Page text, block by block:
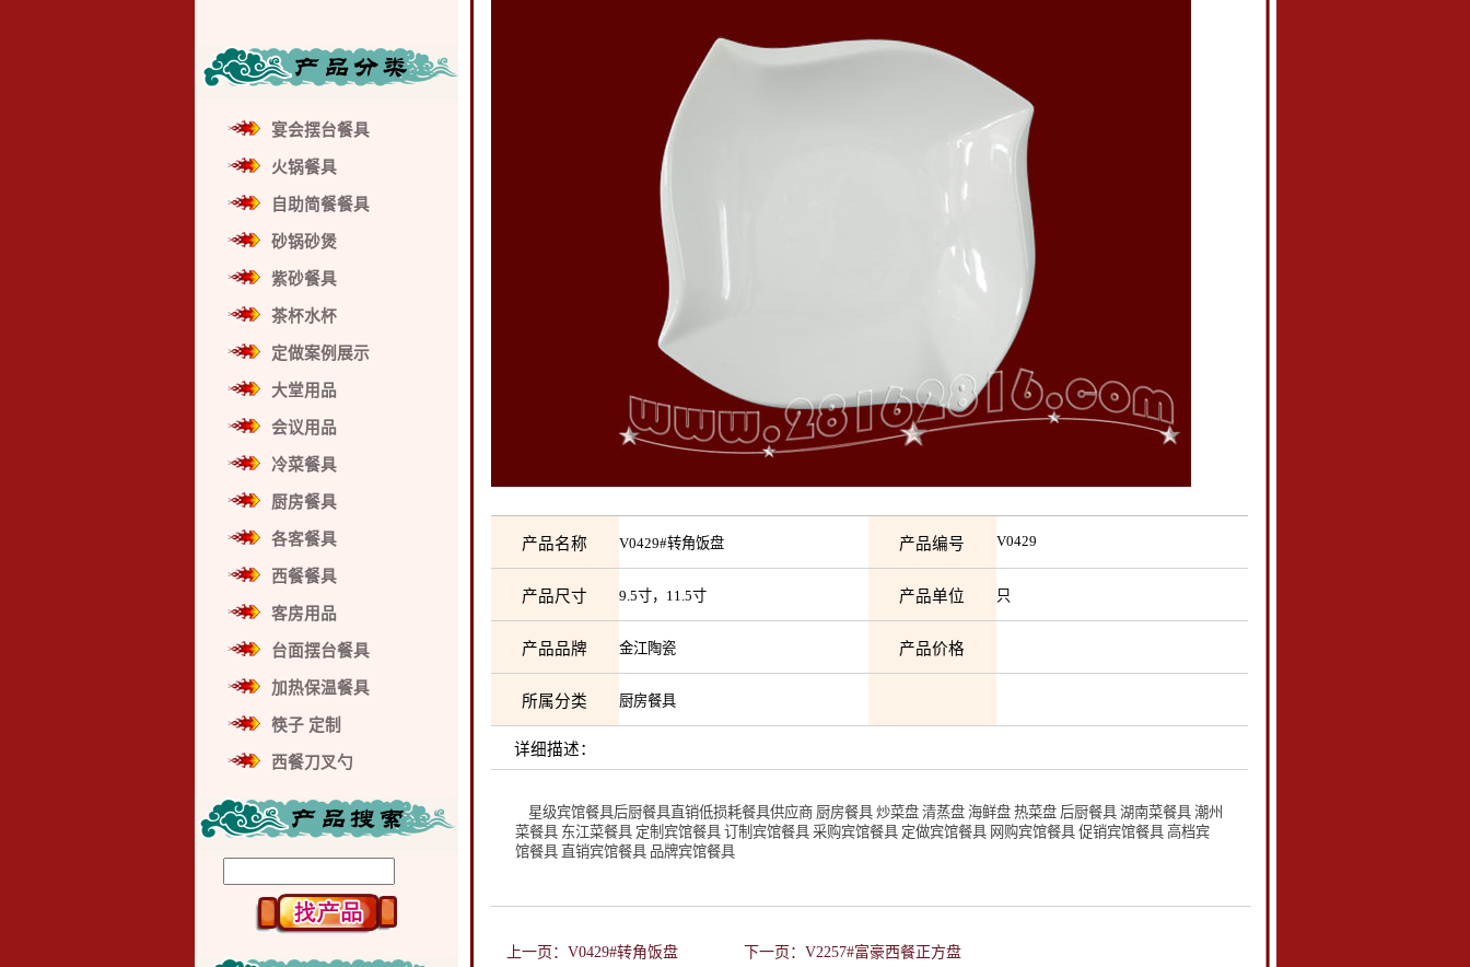
宴会摆台餐具
火锅餐具
自助简餐餐具
砂锅砂煲
紫砂餐具
茶杯水杯
定做案例展示
大堂用品
会议用品
冷菜餐具
厨房餐具
各客餐具
西餐餐具
客房用品
台面摆台餐具
加热保温餐具
筷子 定制
西餐刀叉勺
产品名称 V0429#转角饭盘 产品编号 V0429
产品尺寸 9.5寸，11.5寸 产品单位 只
产品品牌 金江陶瓷 产品价格
所属分类 厨房餐具
详细描述：
星级宾馆餐具后厨餐具直销低损耗餐具供应商 厨房餐具 炒菜盘 清蒸盘 海鲜盘 热菜盘 后厨餐具 湖南菜餐具 潮州
菜餐具 东江菜餐具 定制宾馆餐具 订制宾馆餐具 采购宾馆餐具 定做宾馆餐具 网购宾馆餐具 促销宾馆餐具 高档宾
馆餐具 直销宾馆餐具 品牌宾馆餐具
上一页：V0429#转角饭盘 下一页：V2257#富豪西餐正方盘